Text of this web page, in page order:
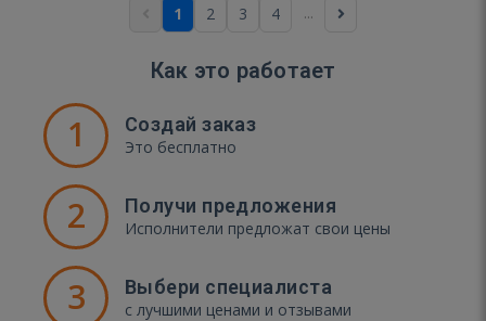
1 2 3 4 ...
Как это работает
1 Создай заказ
Это бесплатно
2 Получи предложения
Исполнители предложат свои цены
3 Выбери специалиста
с лучшими ценами и отзывами